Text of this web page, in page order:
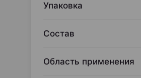
Упаковка
Состав
Область применения